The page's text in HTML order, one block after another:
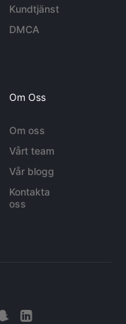
Kundtjänst
DMCA
Om Oss
Om oss
Vårt team
Vår blogg
Kontakta
oss